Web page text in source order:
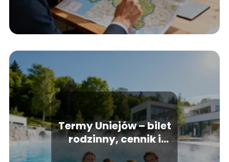
Termy Uniejów – bilet
rodzinny, cennik i
atrakcje